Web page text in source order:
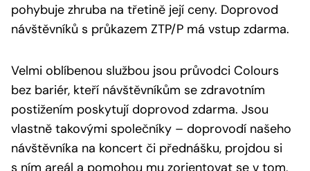
pohybuje zhruba na třetině její ceny. Doprovod
návštěvníků s průkazem ZTP/P má vstup zdarma.
Velmi oblíbenou službou jsou průvodci Colours
bez bariér, kteří návštěvníkům se zdravotním
postižením poskytují doprovod zdarma. Jsou
vlastně takovými společníky – doprovodí našeho
návštěvníka na koncert či přednášku, projdou si